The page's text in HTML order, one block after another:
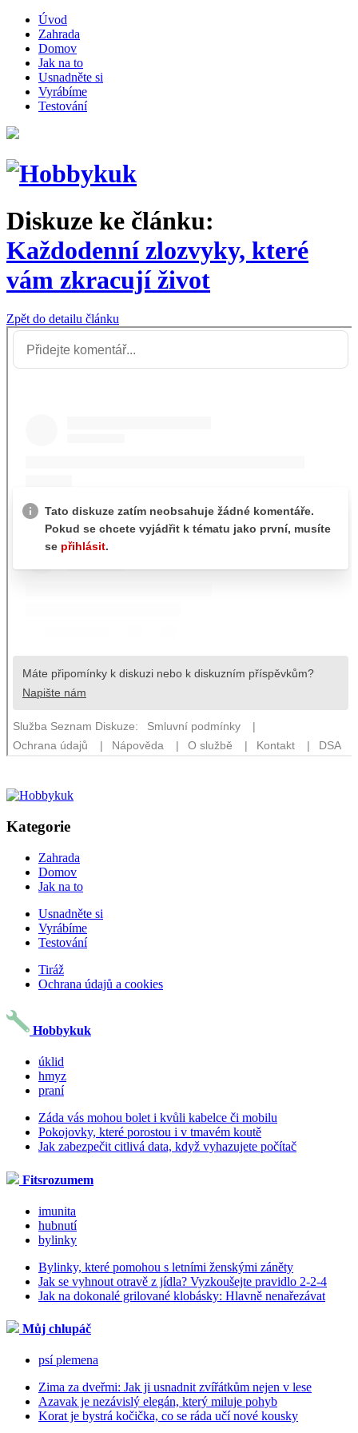
Úvod
Zahrada
Domov
Jak na to
Usnadněte si
Vyrábíme
Testování
Diskuze ke článku:
Každodenní zlozvyky, které
vám zkracují život
Zpět do detailu článku
Kategorie
Zahrada
Domov
Jak na to
Usnadněte si
Vyrábíme
Testování
Tiráž
Ochrana údajů a cookies
Hobbykuk
úklid
hmyz
praní
Záda vás mohou bolet i kvůli kabelce či mobilu
Pokojovky, které porostou i v tmavém koutě
Jak zabezpečit citlivá data, když vyhazujete počítač
Fitsrozumem
imunita
hubnutí
bylinky
Bylinky, které pomohou s letními ženskými záněty
Jak se vyhnout otravě z jídla? Vyzkoušejte pravidlo 2-2-4
Jak na dokonalé grilované klobásky: Hlavně nenařezávat
Můj chlupáč
psí plemena
Zima za dveřmi: Jak ji usnadnit zvířátkům nejen v lese
Azavak je nezávislý elegán, který miluje pohyb
Korat je bystrá kočička, co se ráda učí nové kousky